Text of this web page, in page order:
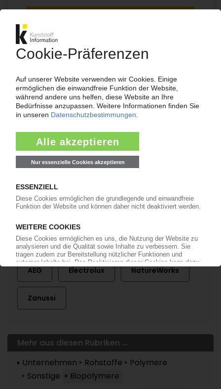
Ihr KI Zugang
jährlich kündbar
ab 99€/Monat
Bereits KI-Abonnent? Jetzt
anmelden!
Mehr zu ...
AEG Electrolux NatureWorks
Zanussi
Mehr aus diesen Rubriken ...
Unternehmen
Rohstoffe
Polymere
Sonstige
Biopolymere